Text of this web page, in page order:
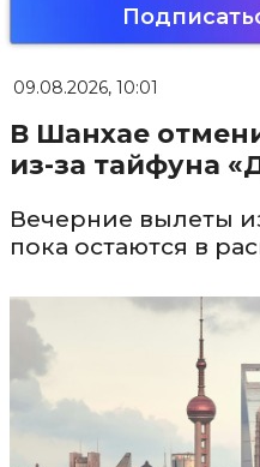
09.08.2026, 10:01
В Шанхае
из-за тайфуна
Вечерние вылеты
пока остаются в